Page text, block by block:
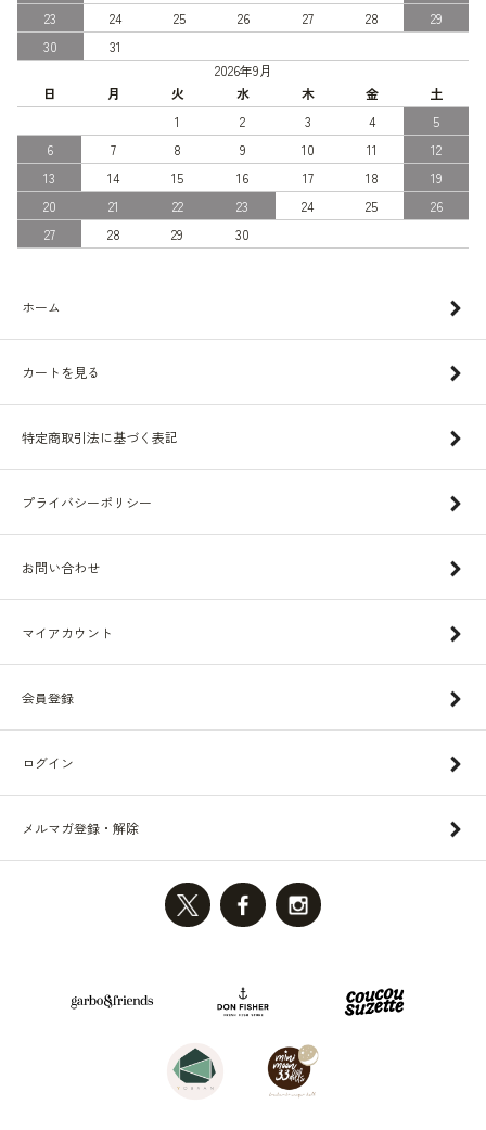
23
24 25 26 27 28
29
30
31
2026年9月
日
月 火 水 木 金
土
1
2 3 4
5
6
7 8 9 10 11
12
13
14 15 16 17 18
19
20
21 22 23 24 25
26
27
28 29 30
ホーム
カートを見る
特定商取引法に基づく表記
プライバシーポリシー
お問い合わせ
マイアカウント
会員登録
ログイン
メルマガ登録・解除